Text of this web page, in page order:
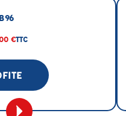
€TTC